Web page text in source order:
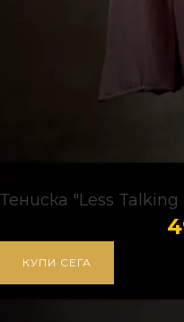
Тениска "Less
КУПИ СЕГА